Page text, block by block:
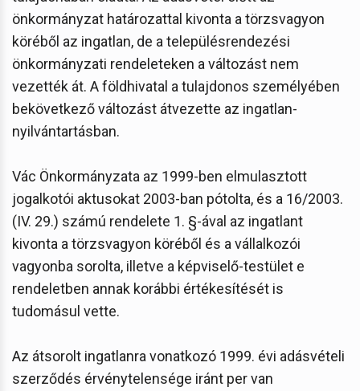
önkormányzat határozattal kivonta a törzsvagyon
köréből az ingatlan, de a településrendezési
önkormányzati rendeleteken a változást nem
vezették át. A földhivatal a tulajdonos személyében
bekövetkező változást átvezette az ingatlan-
nyilvántartásban.
Vác Önkormányzata az 1999-ben elmulasztott
jogalkotói aktusokat 2003-ban pótolta, és a 16/2003.
(IV. 29.) számú rendelete 1. §-ával az ingatlant
kivonta a törzsvagyon köréből és a vállalkozói
vagyonba sorolta, illetve a képviselő-testület e
rendeletben annak korábbi értékesítését is
tudomásul vette.
Az átsorolt ingatlanra vonatkozó 1999. évi adásvételi
szerződés érvénytelensége iránt per van